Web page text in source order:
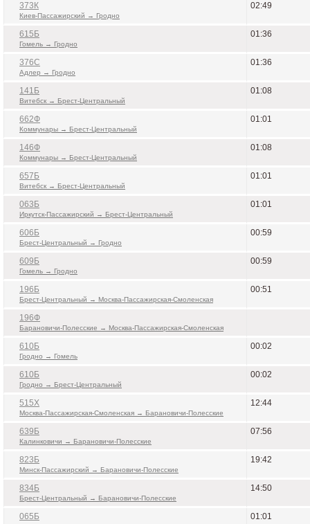
373К
Киев-Пассажирский → Гродно
02:49
615Б
Гомель → Гродно
01:36
376С
Адлер → Гродно
01:36
141Б
Витебск → Брест-Центральный
01:08
662Ф
Коммунары → Брест-Центральный
01:01
146Ф
Коммунары → Брест-Центральный
01:08
657Б
Витебск → Брест-Центральный
01:01
063Б
Иркутск-Пассажирский → Брест-Центральный
01:01
606Б
Брест-Центральный → Гродно
00:59
609Б
Гомель → Гродно
00:59
196Б
Брест-Центральный → Москва-Пассажирская-Смоленская
00:51
196Ф
Барановичи-Полесские → Москва-Пассажирская-Смоленская
610Б
Гродно → Гомель
00:02
610Б
Гродно → Брест-Центральный
00:02
515Х
Москва-Пассажирская-Смоленская → Барановичи-Полесские
12:44
639Б
Калинковичи → Барановичи-Полесские
07:56
823Б
Минск-Пассажирский → Барановичи-Полесские
19:42
834Б
Брест-Центральный → Барановичи-Полесские
14:50
065Б 01:01